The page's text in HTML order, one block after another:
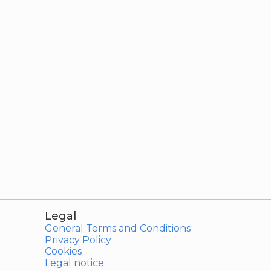
Legal
General Terms and Conditions
Privacy Policy
Cookies
Legal notice